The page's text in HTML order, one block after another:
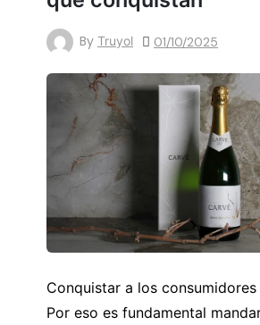
By Truyol 01/10/2025
Conquistar a los
Por eso es fundamental